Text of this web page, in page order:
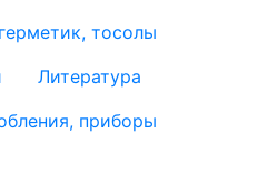
тосолы
Литература
приборы